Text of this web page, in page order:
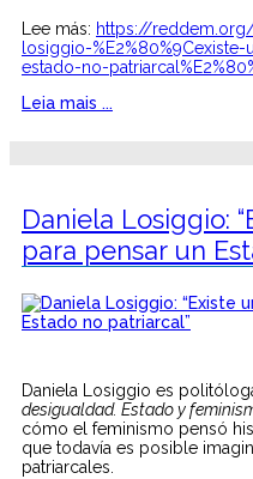
Lee más: https://
losiggio-
estado-no-
Leia mais ...
Daniela Losiggio:
para pensar un
Daniela Losiggio es
desigualdad. Estado y
cómo el feminismo pensó
que todavía es posible
patriarcales.